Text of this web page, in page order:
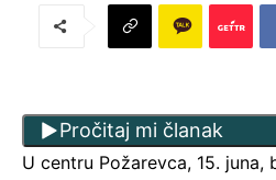
Pročitaj mi članak
U centru Požarevca, 15. juna,